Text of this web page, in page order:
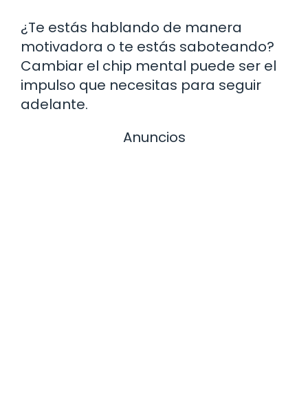
¿Te estás hablando de manera
motivadora o te estás saboteando?
Cambiar el chip mental puede ser el
impulso que necesitas para seguir
adelante.
Anuncios